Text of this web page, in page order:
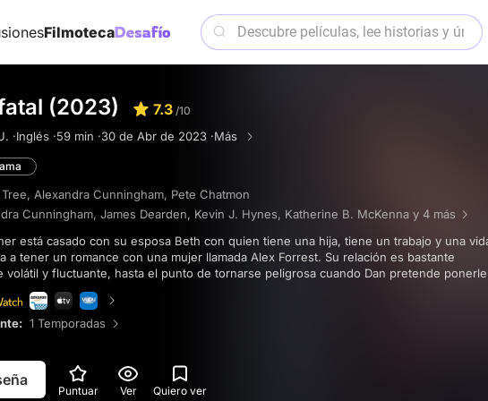
Filmoteca
(2023) 7.3 /10
·Inglés ·59 min ·30 de Abr de 2023 ·Más
, Alexandra Cunningham, Pete Chatmon
Cunningham, James Dearden, Kevin J. Hynes, Katherine B. McKenna y 4 más
a tener un romance con una mujer llamada Alex Forrest. Su relación es bastante
volátil y fluctuante, hasta el punto de tornarse peligrosa cuando Dan pretende ponerle
niega a aceptarlo. La serie se basa en la emblemática película de 1987 y pretende darle
algunas de sus premisas.
1 Temporadas
Puntuar Ver Quiero ver